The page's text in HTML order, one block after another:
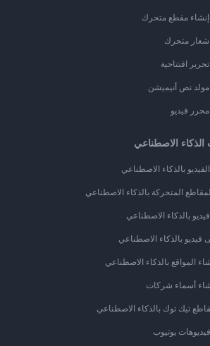
إنشاء مقطع متحرك
شعار متحرك
تحرير افتتاحية
مولد نص أنيميشن
محرر فيديو
الذكاء الاصطناعي
بالذكاء الاصطناعي
المتحركة بالذكاء الاصطناعي
بالذكاء الاصطناعي
فيديو بالذكاء الاصطناعي
المواقع بالذكاء الاصطناعي
أسماء شركات
تيك توك بالذكاء الاصطناعي
يوتيوب